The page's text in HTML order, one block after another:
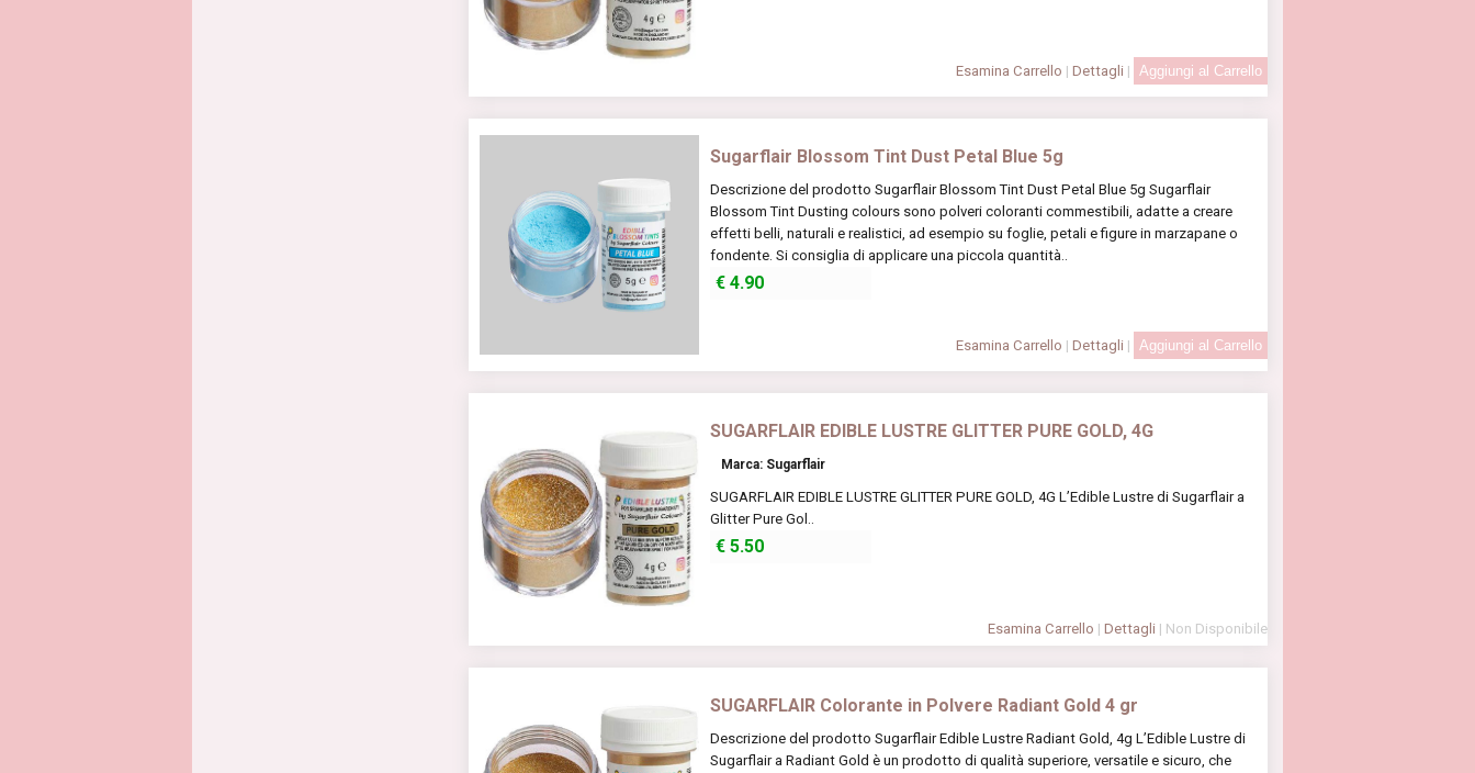
Esamina Carrello | Dettagli |
Sugarflair Blossom Tint Dust Petal Blue 5g
Descrizione del prodotto Sugarflair Blossom Tint Dust Petal Blue 5g Sugarflair
Blossom Tint Dusting colours sono polveri coloranti commestibili, adatte a creare
effetti belli, naturali e realistici, ad esempio su foglie, petali e figure in marzapane o
fondente. Si consiglia di applicare una piccola quantità..
€4.90
Esamina Carrello | Dettagli |
SUGARFLAIR EDIBLE LUSTRE GLITTER PURE GOLD, 4G
Marca: Sugarflair
SUGARFLAIR EDIBLE LUSTRE GLITTER PURE GOLD, 4G L’Edible Lustre di Sugarflair a
Glitter Pure Gol..
€5.50
Esamina Carrello | Dettagli | Non Disponibile
SUGARFLAIR Colorante in Polvere Radiant Gold 4 gr
Descrizione del prodotto Sugarflair Edible Lustre Radiant Gold, 4g L’Edible Lustre di
Sugarflair a Radiant Gold è un prodotto di qualità superiore, versatile e sicuro, che